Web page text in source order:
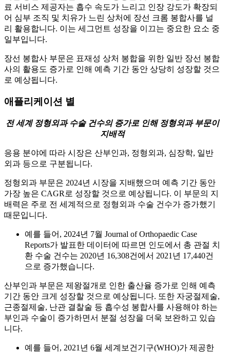
료 서비스 제공자는 흡수 속도가 느리고 인장 강도가 확장되
어 심부 조직 및 치유가 느린 상처에 장선 크롬 봉합사를 널
리 활용합니다. 이는 세그먼트 성장을 이끄는 중요한 요소 중
일부입니다.
장선 봉합사 부문은 표재성 상처 봉합을 위한 일반 장선 봉합
사의 활용도 증가로 인해 예측 기간 동안 상당히 성장할 것으
로 예상됩니다.
애플리케이션 별
전 세계 정형외과 수술 건수의 증가로 인해 정형외과 부문이
지배적
응용 분야에 따라 시장은 산부인과, 정형외과, 심장학, 일반
외과 등으로 구분됩니다.
정형외과 부문은 2024년 시장을 지배했으며 예측 기간 동안
가장 높은 CAGR로 성장할 것으로 예상됩니다. 이 부문의 지
배력은 주로 전 세계적으로 정형외과 수술 건수가 증가했기
때문입니다.
예를 들어, 2024년 7월 Journal of Orthopaedic Case
Reports가 발표한 데이터에 따르면 인도에서 총 관절 치
환 수술 건수는 2020년 16,308건에서 2021년 17,440건
으로 증가했습니다.
산부인과 부문은 제왕절개로 인한 출산율 증가로 인해 예측
기간 동안 크게 성장할 것으로 예상됩니다. 또한 자궁절제술,
근종절제술, 난관 결찰술 등 흡수성 봉합사를 사용해야 하는
부인과 수술이 증가하면서 분절 성장을 더욱 보완하고 있습
니다.
예를 들어, 2021년 6월 세계보건기구(WHO)가 제공한